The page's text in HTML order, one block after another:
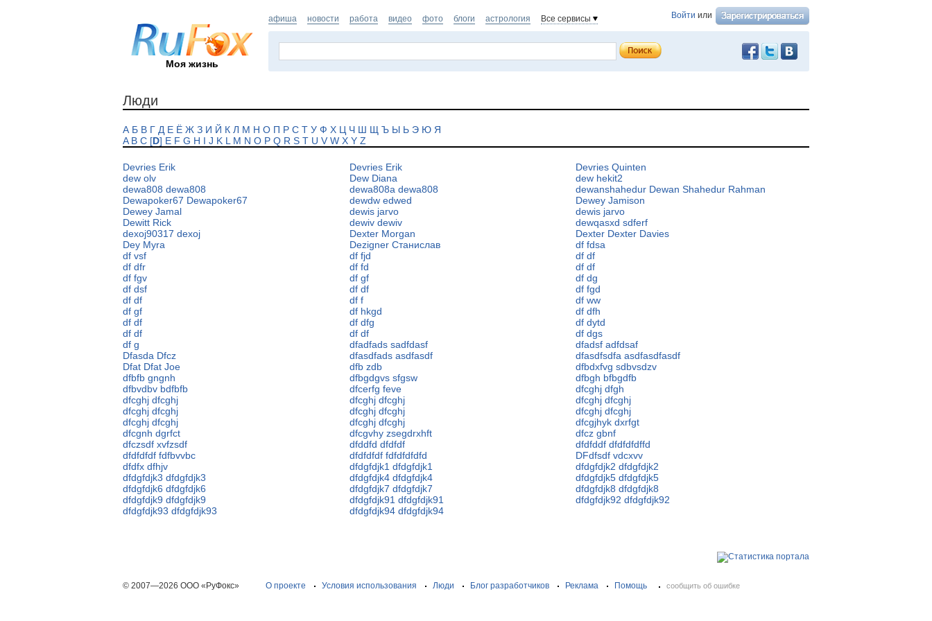
Моя жизнь
Войти или
афиша новости работа видео фото блоги астрология Все сервисы
Люди
А Б В Г Д Е Ё Ж З И Й К Л М Н О П Р С Т У Ф Х Ц Ч Ш Щ Ъ Ы Ь Э Ю Я
A B C [D] E F G H I J K L M N O P Q R S T U V W X Y Z
Devries Erik Devries Erik
Devries Quinten
dew olv
Dew Diana
dew hekit2
dewa808 dewa808
dewa808a dewa808
dewanshahedur Dewan Shahedur Rahman
Dewapoker67 Dewapoker67
dewdw edwed
Dewey Jamison
Dewey Jamal
dewis jarvo
dewis jarvo
Dewitt Rick
dewiv dewiv
dewqasxd sdferf
dexoj90317 dexoj
Dexter Morgan
Dexter Dexter Davies
Dey Myra
Dezigner Станислав
df fdsa
df vsf
df fjd
df df
df dfr
df fd
df df
df fgv
df gf
df dg
df dsf
df df
df fgd
df df
df f
df ww
df gf
df hkgd
df dfh
df df
df dfg
df dytd
df df
df df
df dgs
df g
dfadfads sadfdasf
dfadsf adfdsaf
Dfasda Dfcz
dfasdfads asdfasdf
dfasdfsdfa asdfasdfasdf
Dfat Dfat Joe
dfb zdb
dfbdxfvg sdbvsdzv
dfbfb gngnh
dfbgdgvs sfgsw
dfbgh bfbgdfb
dfbvdbv bdfbfb
dfcerfg feve
dfcghj dfgh
dfcghj dfcghj
dfcghj dfcghj
dfcghj dfcghj
dfcghj dfcghj
dfcghj dfcghj
dfcghj dfcghj
dfcghj dfcghj
dfcghj dfcghj
dfcgjhyk dxrfgt
dfcgnh dgrfct
dfcgvhy zsegdrxhft
dfcz gbnf
dfczsdf xvfzsdf
dfddfd dfdfdf
dfdfddf dfdfdfdffd
dfdfdfdf fdfbvvbc
dfdfdfdf fdfdfdfdfd
DFdfsdf vdcxvv
dfdfx dfhjv
dfdgfdjk1 dfdgfdjk1
dfdgfdjk2 dfdgfdjk2
dfdgfdjk3 dfdgfdjk3
dfdgfdjk4 dfdgfdjk4
dfdgfdjk5 dfdgfdjk5
dfdgfdjk6 dfdgfdjk6
dfdgfdjk7 dfdgfdjk7
dfdgfdjk8 dfdgfdjk8
dfdgfdjk9 dfdgfdjk9
dfdgfdjk91 dfdgfdjk91
dfdgfdjk92 dfdgfdjk92
dfdgfdjk93 dfdgfdjk93
dfdgfdjk94 dfdgfdjk94
© 2007—2026 ООО «РуФокс» О проекте Условия использования Люди Блог разработчиков Реклама Помощь сообщить об ошибке